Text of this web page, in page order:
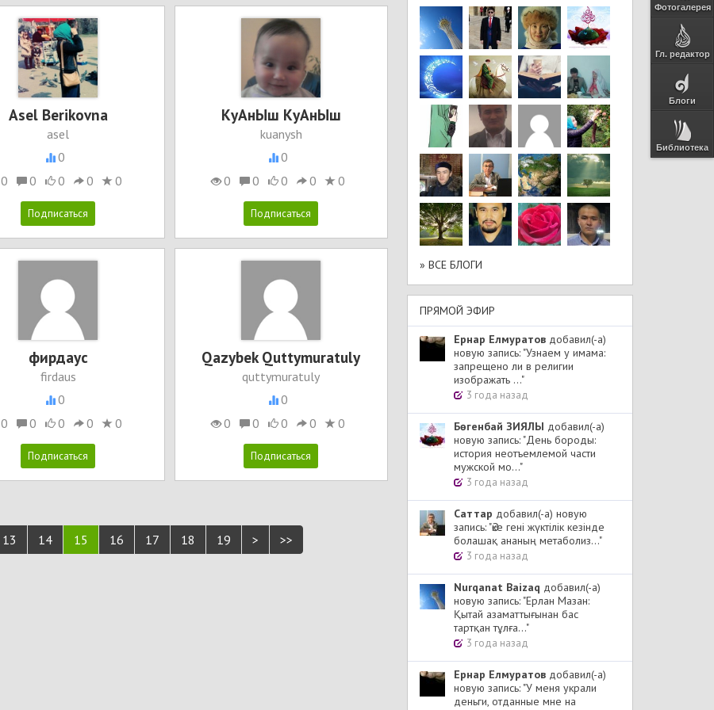
Фотогалерея
Гл. редактор
Блоги
Библиотека
Asel Berikovna
asel
0
0
0 0 0 0
КуАнЫш КуАнЫш
kuanysh
0
0
0 0 0 0
фирдаус
firdaus
0
0
0 0 0 0
Qazybek Quttymuratuly
quttymuratuly
0
0
0 0 0 0
13 14 15 16 17 18 19 > >>
» ВСЕ БЛОГИ
ПРЯМОЙ ЭФИР
Ернар Елмуратов добавил(-а)
новую запись: "Узнаем у имама:
запрещено ли в религии
изображать ..."
3 года назад
Бөгенбай ЗИЯЛЫ добавил(-а)
новую запись: "День бороды:
история неотъемлемой части
мужской мо..."
3 года назад
Cаттар добавил(-а) новую
запись: "Әке гені жүктілік кезінде
болашақ ананың метаболиз..."
3 года назад
Nurqanat Baizaq добавил(-а)
новую запись: "Ерлан Мазан:
Қытай азаматтығынан бас
тартқан тұлға..."
3 года назад
Ернар Елмуратов добавил(-а)
новую запись: "У меня украли
деньги, отданные мне на